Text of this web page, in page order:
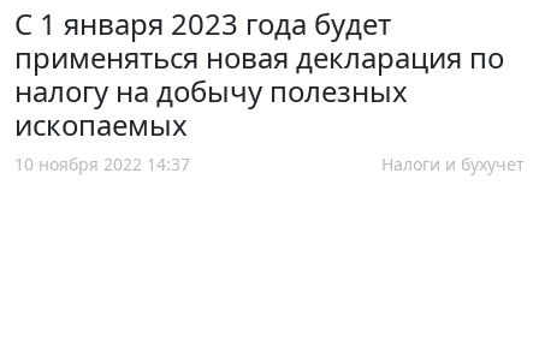
С 1 января 2023 года будет
применяться новая декларация по
налогу на добычу полезных
ископаемых
10 ноября 2022 14:37 Налоги и бухучет